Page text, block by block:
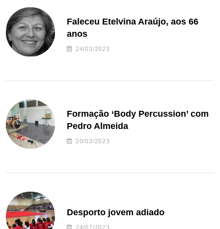
Faleceu Etelvina Araújo, aos 66
anos
24/03/2023
Formação ‘Body Percussion’ com
Pedro Almeida
20/03/2023
Desporto jovem adiado
24/07/2023